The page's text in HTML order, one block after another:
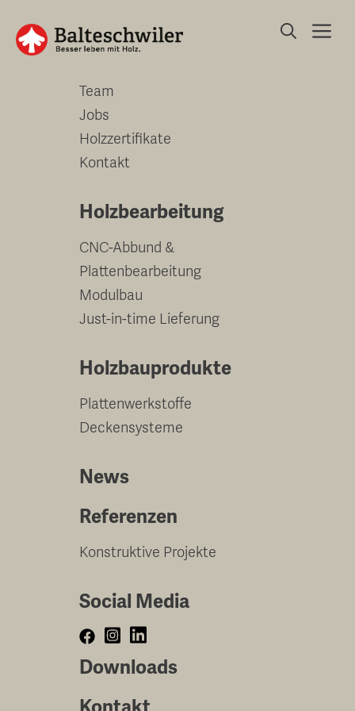
zum
Inhalt
Unternehmen
Team
Jobs
Holzzertifikate
Kontakt
Holzbearbeitung
CNC-Abbund &
Plattenbearbeitung
Modulbau
Just-in-time Lieferung
Holzbauprodukte
Plattenwerkstoffe
Deckensysteme
News
Referenzen
Konstruktive Projekte
Social Media
Downloads